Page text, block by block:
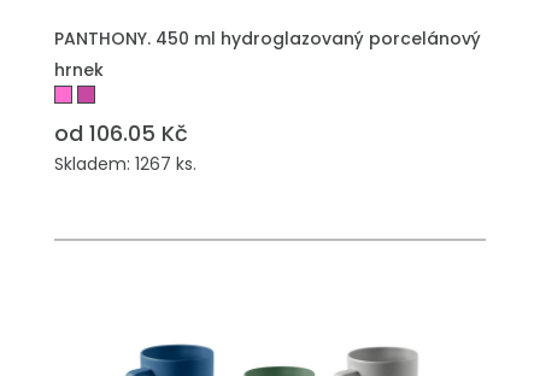
PANTHONY. 450 ml hydroglazovaný porcelánový
hrnek
od 106.05 Kč
Skladem: 1267 ks.